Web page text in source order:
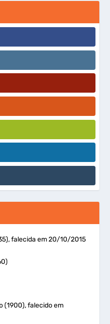
falecida em 20/10/2015
(1900), falecido em